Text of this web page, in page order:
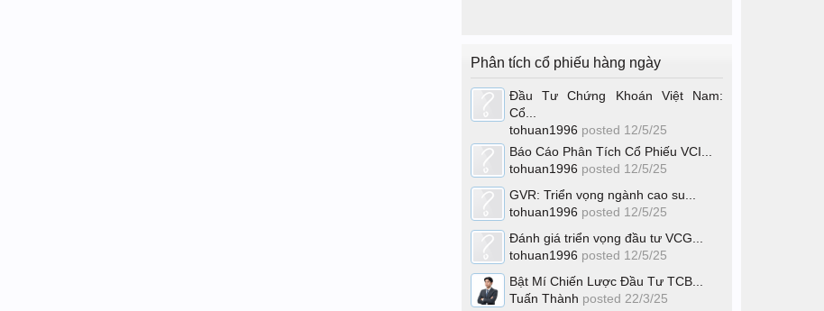
Phân tích cổ phiếu hàng ngày
Đầu Tư Chứng Khoán Việt Nam:
Cổ...
tohuan1996 posted 12/5/25
Báo Cáo Phân Tích Cổ Phiếu VCI...
tohuan1996 posted 12/5/25
GVR: Triển vọng ngành cao su...
tohuan1996 posted 12/5/25
Đánh giá triển vọng đầu tư VCG...
tohuan1996 posted 12/5/25
Bật Mí Chiến Lược Đầu Tư TCB...
Tuấn Thành posted 22/3/25